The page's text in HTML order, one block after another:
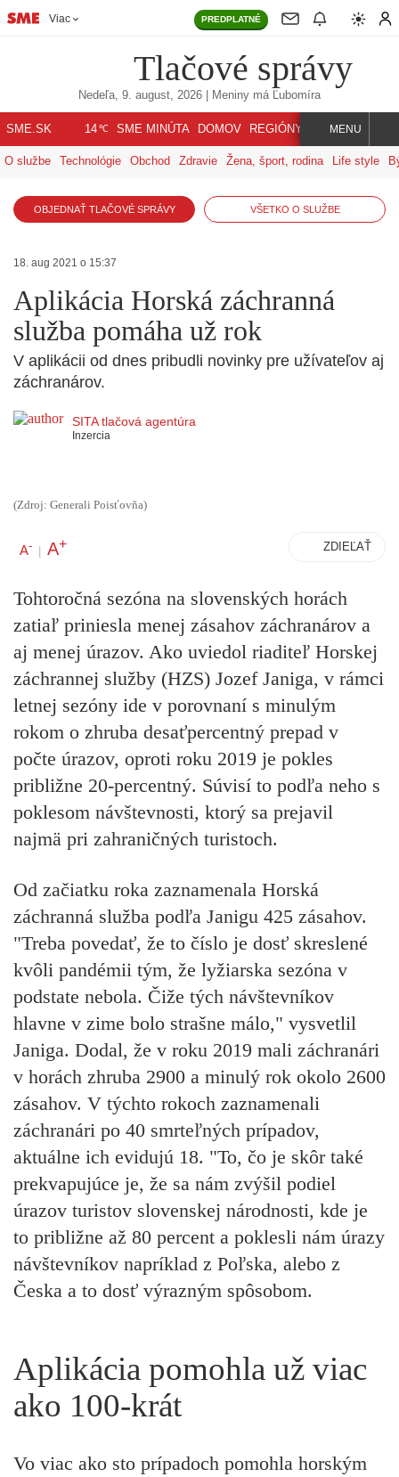
Viac PREDPLATNÉ
Tlačové správy
Nedeľa, 9. august, 2026 | Meniny má Ľubomíra
SME.SK 14℃ SME MINÚTA DOMOV REGIÓNY INDEX SVET
MENU
O službe Technológie Obchod Zdravie Žena, šport, rodina Life style
OBJEDNAŤ TLAČOVÉ SPRÁVY VŠETKO O SLUŽBE
18. aug 2021 o 15:37
Aplikácia Horská záchranná
služba pomáha už rok
V aplikácii od dnes pribudli novinky pre užívateľov aj
záchranárov.
SITA tlačová agentúra
Inzercia
(Zdroj: Generali Poisťovňa)
A- | A+ ZDIEĽAŤ
Tohtoročná sezóna na slovenských horách
zatiaľ priniesla menej zásahov záchranárov a
aj menej úrazov. Ako uviedol riaditeľ Horskej
záchrannej služby (HZS) Jozef Janiga, v rámci
letnej sezóny ide v porovnaní s minulým
rokom o zhruba desaťpercentný prepad v
počte úrazov, oproti roku 2019 je pokles
približne 20-percentný. Súvisí to podľa neho s
poklesom návštevnosti, ktorý sa prejavil
najmä pri zahraničných turistoch.
Od začiatku roka zaznamenala Horská
záchranná služba podľa Janigu 425 zásahov.
"Treba povedať, že to číslo je dosť skreslené
kvôli pandémii tým, že lyžiarska sezóna v
podstate nebola. Čiže tých návštevníkov
hlavne v zime bolo strašne málo," vysvetlil
Janiga. Dodal, že v roku 2019 mali záchranári
v horách zhruba 2900 a minulý rok okolo 2600
zásahov. V týchto rokoch zaznamenali
záchranári po 40 smrteľných prípadov,
aktuálne ich evidujú 18. "To, čo je skôr také
prekvapujúce je, že sa nám zvýšil podiel
úrazov turistov slovenskej národnosti, kde je
to približne až 80 percent a poklesli nám úrazy
návštevníkov napríklad z Poľska, alebo z
Česka a to dosť výrazným spôsobom.
Aplikácia pomohla už viac
ako 100-krát
Vo viac ako sto prípadoch pomohla horským